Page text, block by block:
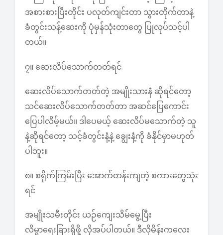
အစားစားပြီးတိုင်း ပလုတ်ကျင်းတာ သွားတိုက်တာနဲ့
ခံတွင်းသန့်ဆေးကို ပုံမှန်သုံးတာတွေ ပြုလုပ်သင့်ပါ
တယ်။
၇။ ဆေးလိပ်သောက်တတ်ရင်
ဆေးလိပ်သောက်တတ်တဲ့ အမျိုးသားနဲံ ဆိုရင်တော့
သင်ဆေးလိပ်သောက်တတ်တာ အဆင်ပြေကောင်း
ပြေပါလိမ့်မယ်။ ဒါပေမယ့် ဆေးလိပ်မသောက်တဲ့ သူ
နဲ့ဆိုရင်တော့ သင့်ခံတွင်းနံ့နဲ့ ချွေးနံ့ကို ခံနိုင်မှာမဟုတ်
ပါဘူး။
၈။ စရိုက်ကြမ်းပြီး အောက်တန်းကျတဲ့ စကားတွေသုံး
ရင်
အမျိုးသမီးတိုင်း ယဉ်ကျေးသိမ်မွေ့ပြီး
လိမ္မာရေးခြားရှိဖို့ လိုအပ်ပါတယ်။ ဒီလိုမိန်းကလေး